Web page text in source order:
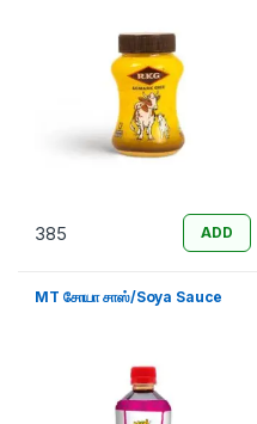
385 ADD
MT சோயா சாஸ்/Soya Sauce